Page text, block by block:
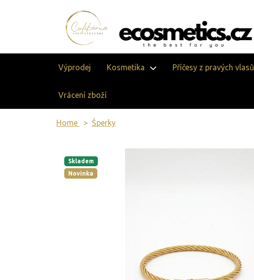
Výprodej Kosmetika Příčesy z pravých vlasů
Vrácení zboží
Home Šperky
Skladem
Novinka